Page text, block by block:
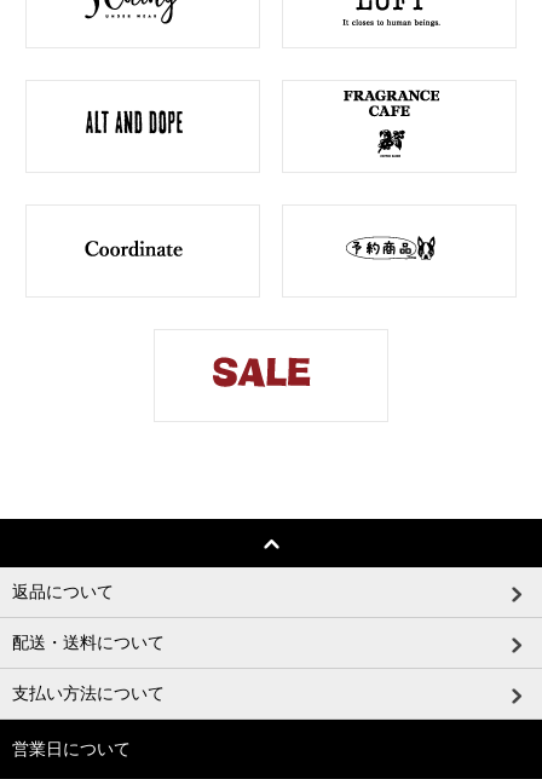
返品について
配送・送料について
支払い方法について
営業日について